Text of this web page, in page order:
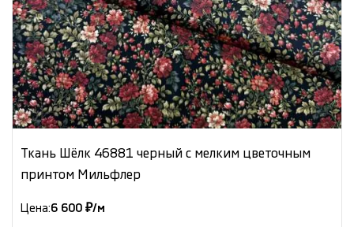
Ткань Шёлк 46881 черный с мелким цветочным
принтом Мильфлер
Цена:6 600 ₽/м